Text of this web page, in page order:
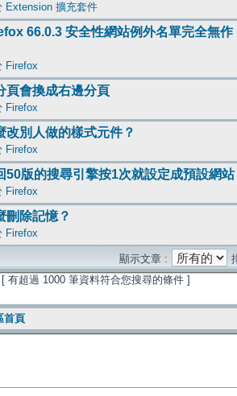
Extension 擴充套件
66.0.3 安全性網站例外名單完全無作
Firefox
頁會換成右邊分頁
Firefox
改別人做的樣式元件？
Firefox
50版的搜尋引擎按1次就設定成預設網站
Firefox
刪除記憶？
Firefox
顯示文章 :
[ 有超過 1000 筆資料符合您搜尋的條件 ]
首頁